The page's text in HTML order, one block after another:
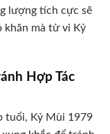
lượng tích cực sẽ
khăn mà tử vi Kỷ
Hợp Tác
tuổi, Kỷ Mùi 1979